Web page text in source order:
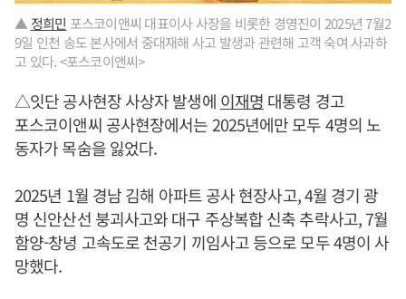
▲ 정희민 포스코이앤씨 대표이사 사장을 비롯한 경영진이 2025년 7월2
9일 인천 송도 본사에서 중대재해 사고 발생과 관련해 고객 숙여 사과하
고 있다. <포스코이앤씨>
△잇단 공사현장 사상자 발생에 이재명 대통령 경고
포스코이앤씨 공사현장에서는 2025년에만 모두 4명의 노
동자가 목숨을 잃었다.
2025년 1월 경남 김해 아파트 공사 현장사고, 4월 경기 광
명 신안산선 붕괴사고와 대구 주상복합 신축 추락사고, 7월
함양-창녕 고속도로 천공기 끼임사고 등으로 모두 4명이 사
망했다.